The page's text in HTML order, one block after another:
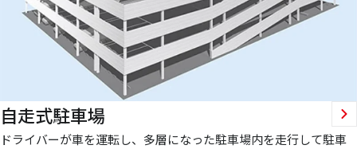
自走式駐車場
ドライバーが車を運転し、多層になった駐車場内を走行して駐車